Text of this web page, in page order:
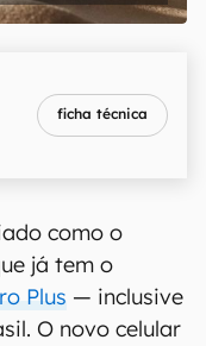
ficha técnica
como o
já tem o
Plus — inclusive
O novo celular